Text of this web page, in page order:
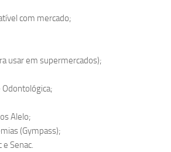
com mercado;
usar em supermercados);
Alelo;
(Gympass);
Senac.